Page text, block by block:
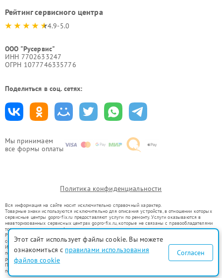
Мы принимаем
все формы оплаты
Рейтинг сервисного центра
4.9-5.0
ООО "Русервис"
ИНН 7702633247
ОГРН 1077746335776
Поделиться в соц. сетях:
Политика конфиденциальности
Вся информация на сайте носит исключительно справочный характер.
Товарные знаки используются исключительно для описания устройств, в отношении которых
сервисные центры gopro-fix.ru предоставляют услуги по ремонту. Услуги оказываются в
неавторизованных сервисных центрах gopro-fix.ru, которые не связаны с правообладателями
товарных знаков или их официальными представителями.
Ремонт осуществляется для устройств, уже введенных в гражданский оборот в соответствии
со статьей 1487 ГК РФ.
Использование товарных знаков не преследует цели индивидуализации услуг или введения
потребителей в заблуждение, а служит для информирования о предоставляемых услугах по
ремонту техники указанных брендов.
Представленная на сайте информация не является публичной офертой, определяемой
положениями Статьи 437(2) Гражданского кодекса РФ
Этот сайт использует файлы cookie. Вы можете
ознакомиться с правилами использования
файлов cookie
Согласен